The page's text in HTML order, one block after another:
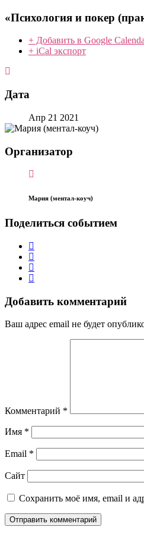
«Психология и покер
+ Добавить в Google
+ iCal экспорт
Дата
Апр 21 2021
Организатор
Мария (ментал-коуч)
Поделиться событием
Добавить комментарий
Ваш адрес email не будет
Комментарий *
Имя *
Email *
Сайт
Сохранить моё имя, email и